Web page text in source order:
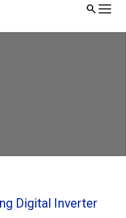
search
Digital Inverter